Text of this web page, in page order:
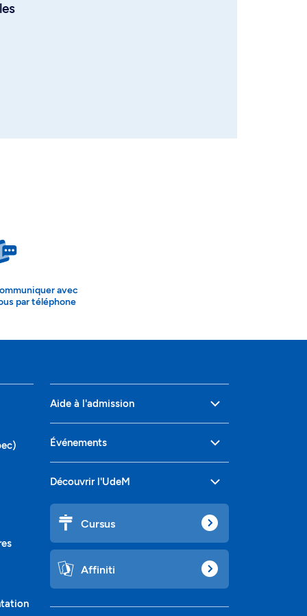
avec
par téléphone
Aide à l'admission
Événements
Découvrir l'UdeM
Cursus
Affiniti